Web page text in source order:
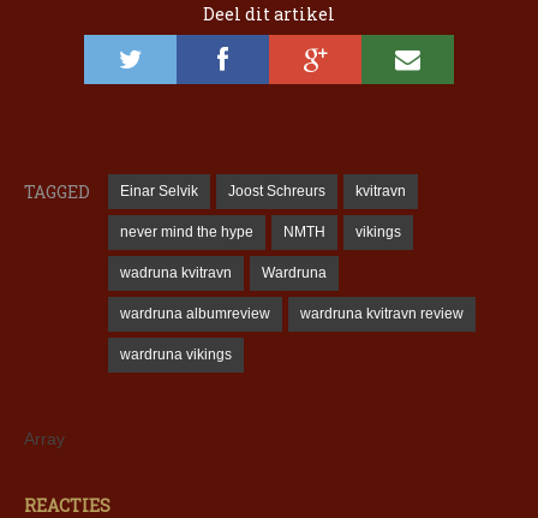
Deel dit artikel
TAGGED Einar Selvik Joost Schreurs kvitravn
never mind the hype NMTH vikings
wadruna kvitravn Wardruna
wardruna albumreview wardruna kvitravn review
wardruna vikings
Array
REACTIES